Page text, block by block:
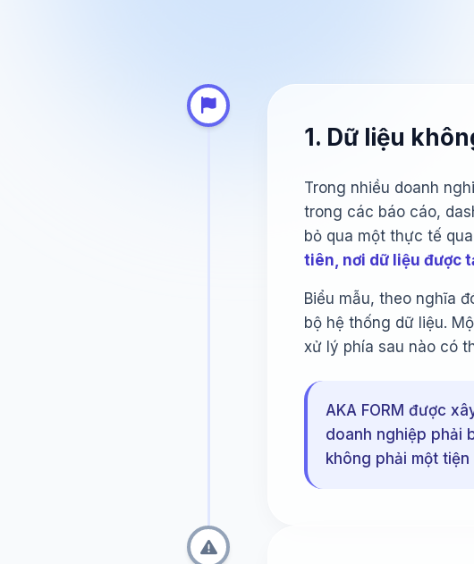
1. Dữ liệu
Trong nhiều doanh
trong các báo cáo,
bỏ qua một thực tế
tiên, nơi dữ liệu được
Biểu mẫu, theo nghĩa
bộ hệ thống dữ liệu.
xử lý phía sau nào có
AKA FORM được
doanh nghiệp phải
không phải một